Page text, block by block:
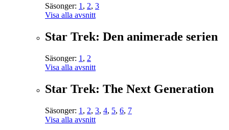
Säsonger: 1 , 2, 3
Visa alla avsnitt
Star Trek: Den animerade serien
Säsonger: 1 , 2
Visa alla avsnitt
Star Trek: The Next Generation
Säsonger: 1 , 2, 3, 4, 5, 6, 7
Visa alla avsnitt